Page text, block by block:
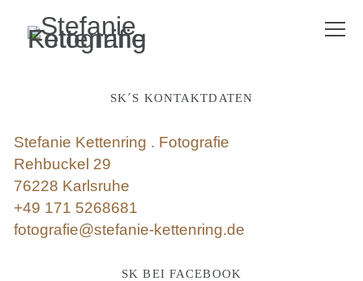
SK´S KONTAKTDATEN
Stefanie Kettenring . Fotografie
Rehbuckel 29
76228 Karlsruhe
+49 171 5268681
fotografie@stefanie-kettenring.de
SK BEI FACEBOOK